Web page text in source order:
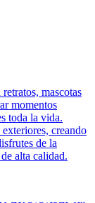
mascotas
momentos
toda la vida.
creando
de la
alta calidad.